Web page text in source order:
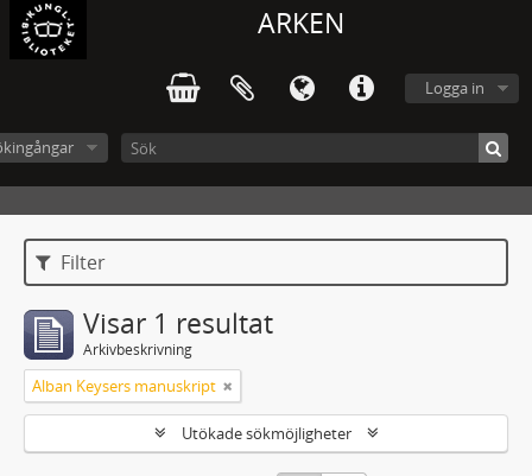
ARKEN
Logga in
Filter
Visar 1 resultat
Arkivbeskrivning
Alban Keysers manuskript
Utökade sökmöjligheter